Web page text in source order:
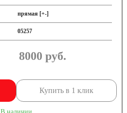
прямая [+-]
05257
8000 руб.
Купить в 1 клик